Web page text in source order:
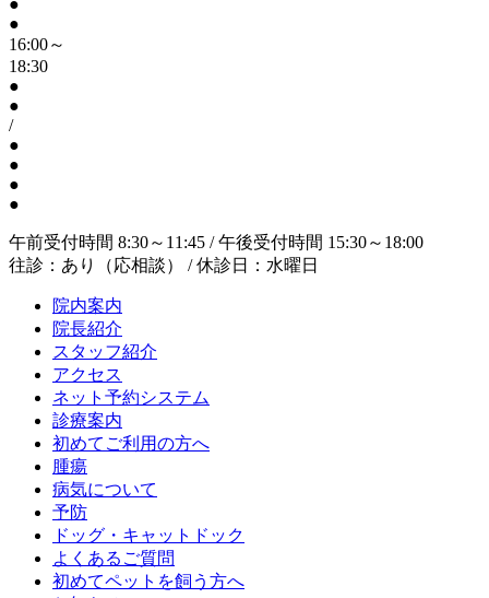
●
16:00～
18:30
●
●
/
●
●
●
●
午前受付時間 8:30～11:45 / 午後受付時間 15:30～18:00
往診：あり（応相談） / 休診日：水曜日
院内案内
院長紹介
スタッフ紹介
アクセス
ネット予約システム
診療案内
初めてご利用の方へ
腫瘍
病気について
予防
ドッグ・キャットドック
よくあるご質問
初めてペットを飼う方へ